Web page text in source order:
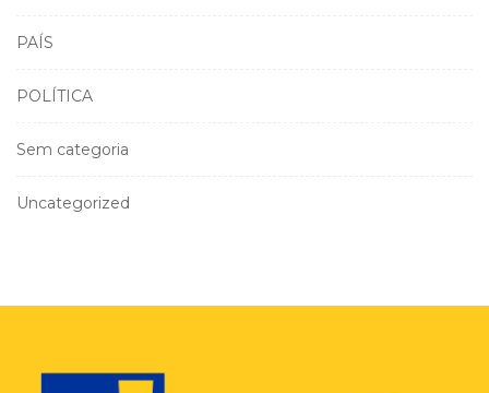
PAÍS
POLÍTICA
Sem categoria
Uncategorized